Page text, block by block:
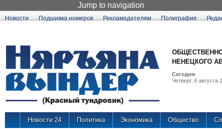
Jump to navigation
Новости Подшивка номеров Рекламодателям Полиграфия
НЕНЕЦКОГО
Сегодня
Четверг, 6 августа
Новости 24 Политика Экономика Общество